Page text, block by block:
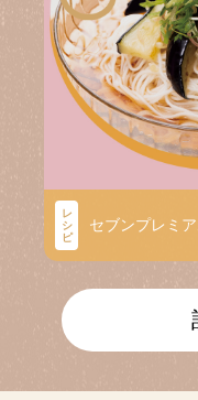
レ
シ
ピ
セブンプレミ